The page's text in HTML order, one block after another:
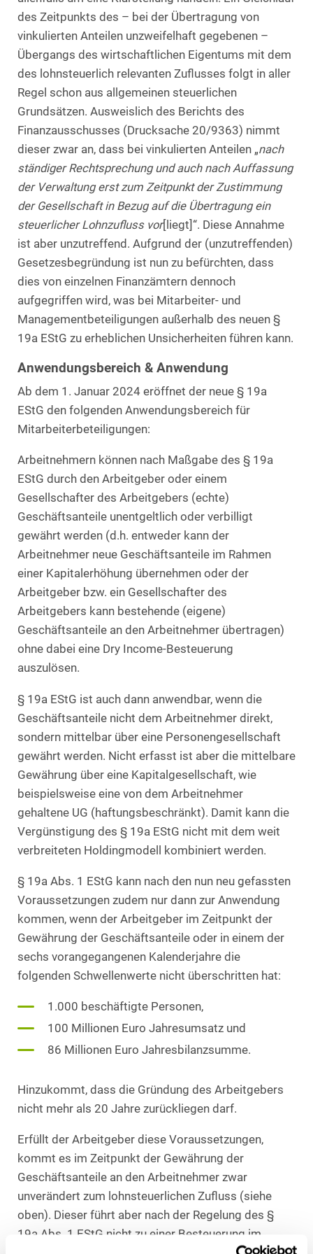
des Zeitpunkts des – bei der Übertragung von
vinkulierten Anteilen unzweifelhaft gegebenen –
Übergangs des wirtschaftlichen Eigentums mit dem
des lohnsteuerlich relevanten Zuflusses folgt in aller
Regel schon aus allgemeinen steuerlichen
Grundsätzen. Ausweislich des Berichts des
Finanzausschusses (Drucksache 20/9363) nimmt
dieser zwar an, dass bei vinkulierten Anteilen „nach
ständiger Rechtsprechung und auch nach Auffassung
der Verwaltung erst zum Zeitpunkt der Zustimmung
der Gesellschaft in Bezug auf die Übertragung ein
steuerlicher Lohnzufluss vor[liegt]“. Diese Annahme
ist aber unzutreffend. Aufgrund der (unzutreffenden)
Gesetzesbegründung ist nun zu befürchten, dass
dies von einzelnen Finanzämtern dennoch
aufgegriffen wird, was bei Mitarbeiter- und
Managementbeteiligungen außerhalb des neuen §
19a EStG zu erheblichen Unsicherheiten führen kann.
Anwendungsbereich & Anwendung
Ab dem 1. Januar 2024 eröffnet der neue § 19a
EStG den folgenden Anwendungsbereich für
Mitarbeiterbeteiligungen:
Arbeitnehmern können nach Maßgabe des § 19a
EStG durch den Arbeitgeber oder einem
Gesellschafter des Arbeitgebers (echte)
Geschäftsanteile unentgeltlich oder verbilligt
gewährt werden (d.h. entweder kann der
Arbeitnehmer neue Geschäftsanteile im Rahmen
einer Kapitalerhöhung übernehmen oder der
Arbeitgeber bzw. ein Gesellschafter des
Arbeitgebers kann bestehende (eigene)
Geschäftsanteile an den Arbeitnehmer übertragen)
ohne dabei eine Dry Income-Besteuerung
auszulösen.
§ 19a EStG ist auch dann anwendbar, wenn die
Geschäftsanteile nicht dem Arbeitnehmer direkt,
sondern mittelbar über eine Personengesellschaft
gewährt werden. Nicht erfasst ist aber die mittelbare
Gewährung über eine Kapitalgesellschaft, wie
beispielsweise eine von dem Arbeitnehmer
gehaltene UG (haftungsbeschränkt). Damit kann die
Vergünstigung des § 19a EStG nicht mit dem weit
verbreiteten Holdingmodell kombiniert werden.
§ 19a Abs. 1 EStG kann nach den nun neu gefassten
Voraussetzungen zudem nur dann zur Anwendung
kommen, wenn der Arbeitgeber im Zeitpunkt der
Gewährung der Geschäftsanteile oder in einem der
sechs vorangegangenen Kalenderjahre die
folgenden Schwellenwerte nicht überschritten hat:
1.000 beschäftigte Personen,
100 Millionen Euro Jahresumsatz und
86 Millionen Euro Jahresbilanzsumme.
Hinzukommt, dass die Gründung des Arbeitgebers
nicht mehr als 20 Jahre zurückliegen darf.
Erfüllt der Arbeitgeber diese Voraussetzungen,
kommt es im Zeitpunkt der Gewährung der
Geschäftsanteile an den Arbeitnehmer zwar
unverändert zum lohnsteuerlichen Zufluss (siehe
oben). Dieser führt aber nach der Regelung des §
19a Abs. 1 EStG nicht zu einer Besteuerung im